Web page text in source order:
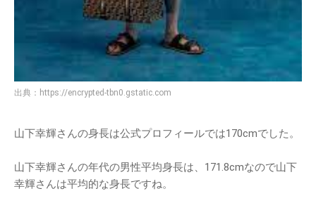
出典： https://encrypted-tbn0.gstatic.com
山下幸輝さんの身長は公式プロフィールでは170cmでした。
山下幸輝さんの年代の男性平均身長は、171.8cmなので山下
幸輝さんは平均的な身長ですね。